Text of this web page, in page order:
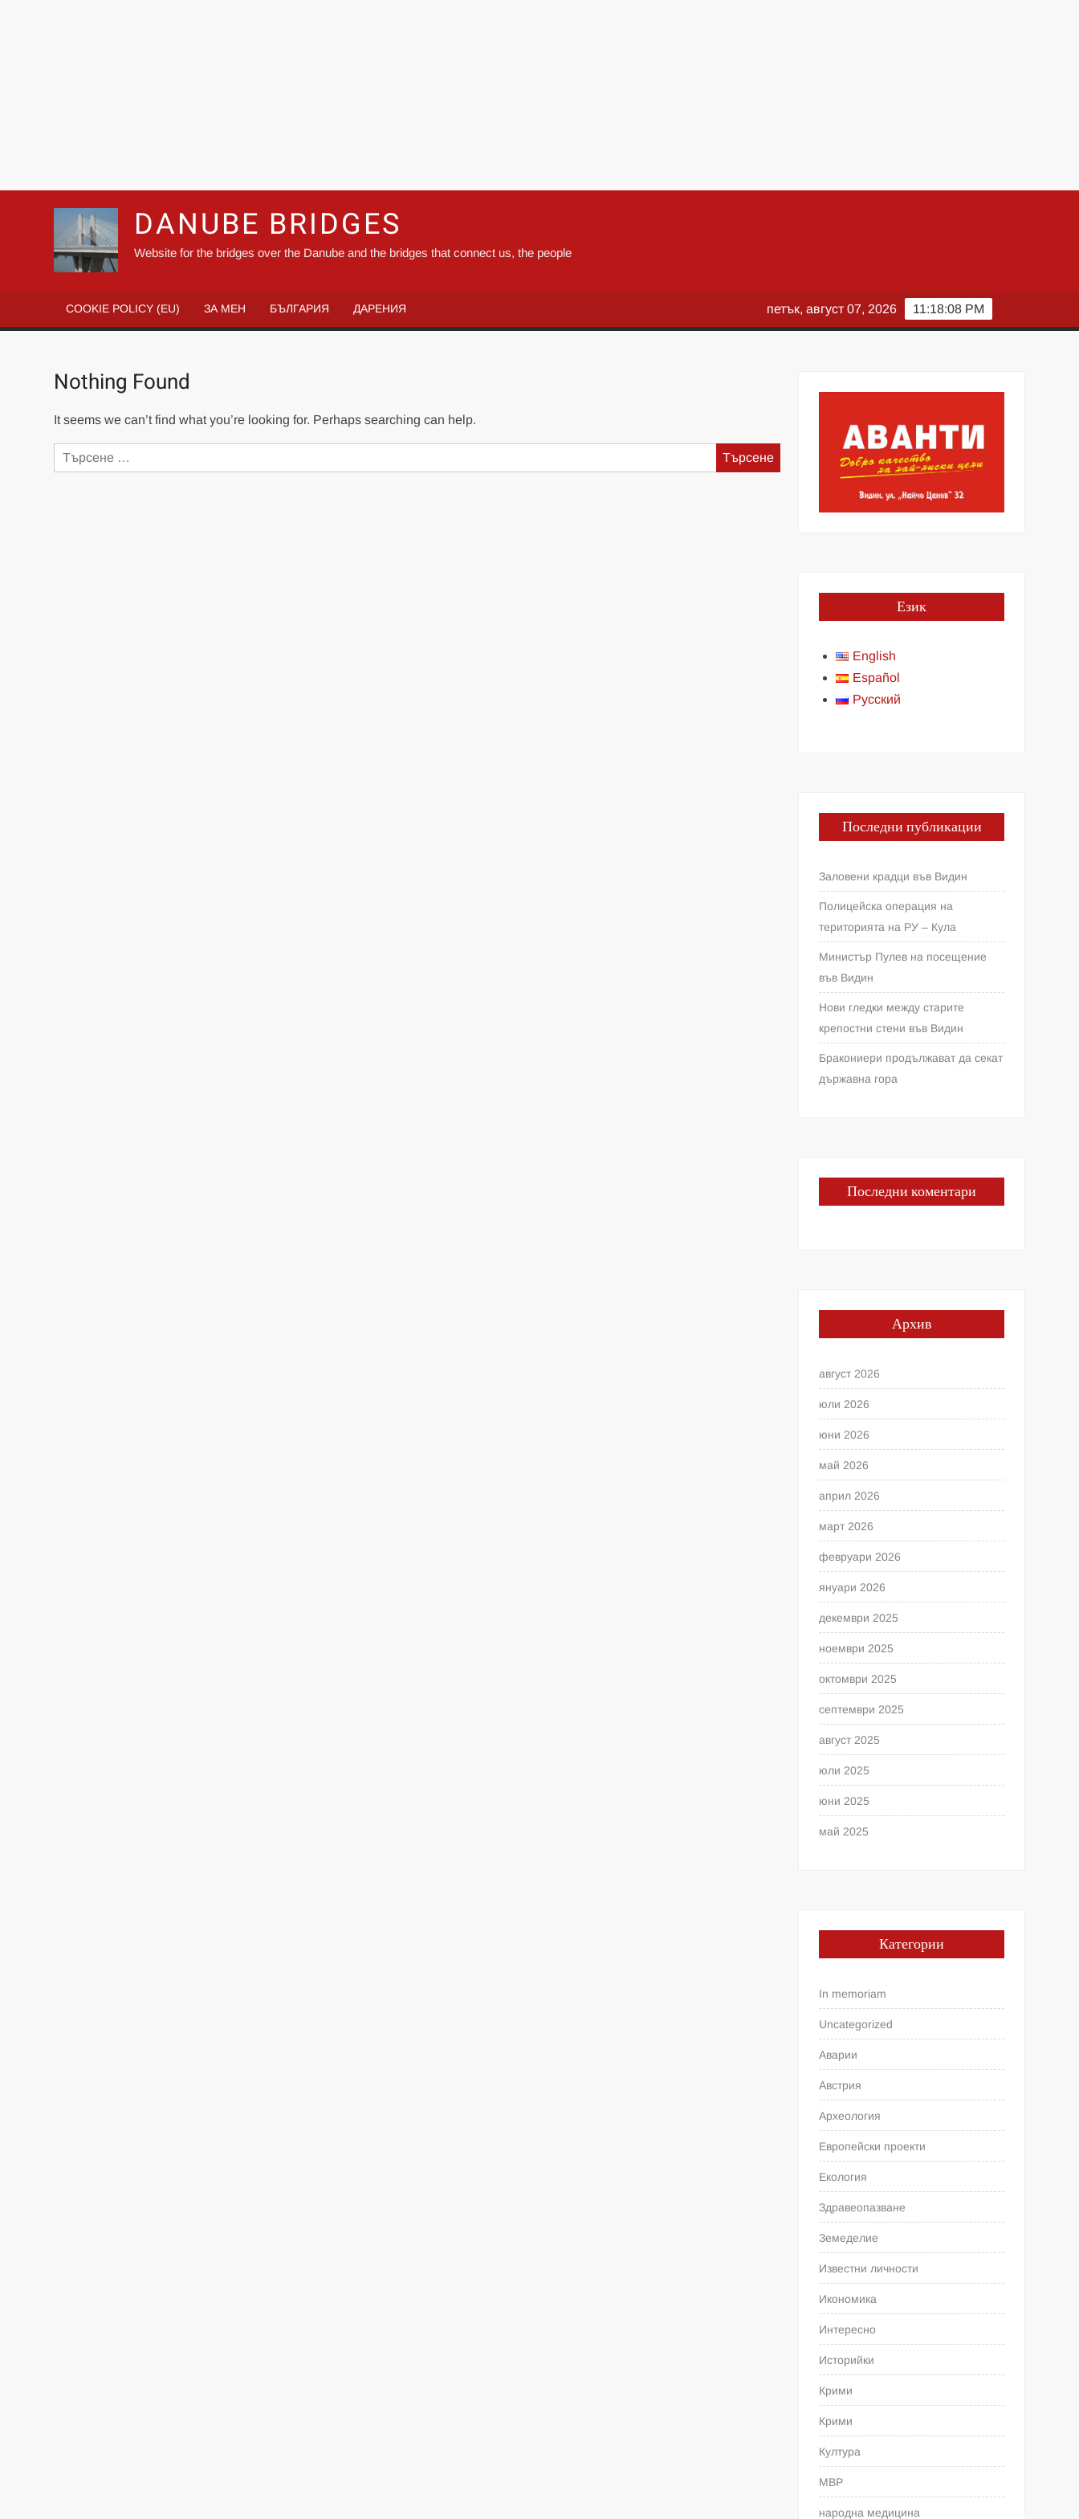
DANUBE BRIDGES
Website for the bridges over the Danube and the bridges that connect us, the people
COOKIE POLICY (EU) ЗА МЕН БЪЛГАРИЯ ДАРЕНИЯ 11:18:09 PM
петък, август 07, 2026
Nothing Found
It seems we can’t find what you’re looking for. Perhaps searching can help.
Търсене
за:
Език
English
Español
Русский
Последни публикации
Заловени крадци във Видин
Полицейска операция на
територията на РУ – Кула
Министър Пулев на посещение
във Видин
Нови гледки между старите
крепостни стени във Видин
Бракониери продължават да секат
държавна гора
Последни коментари
Архив
август 2026
юли 2026
юни 2026
май 2026
април 2026
март 2026
февруари 2026
януари 2026
декември 2025
ноември 2025
октомври 2025
септември 2025
август 2025
юли 2025
юни 2025
май 2025
Категории
In memoriam
Uncategorized
Аварии
Австрия
Археология
Европейски проекти
Екология
Здравеопазване
Земеделие
Известни личности
Икономика
Интересно
Историйки
Крими
Крими
Култура
МВР
народна медицина